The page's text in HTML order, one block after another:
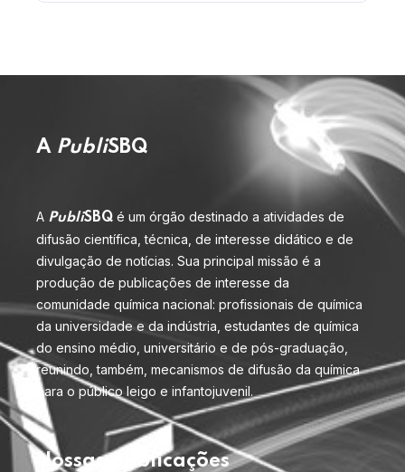
A PubliSBQ
A PubliSBQ é um órgão destinado a atividades de
difusão científica, técnica, de interesse didático e de
divulgação de notícias. Sua principal missão é a
produção de publicações de interesse da
comunidade química nacional: profissionais de química
da universidade e da indústria, estudantes de química
do ensino médio, universitário e de pós-graduação,
reunindo, também, mecanismos de difusão da química
para o público leigo e infantojuvenil.
Nossas publicações